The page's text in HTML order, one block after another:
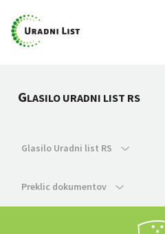
GLASILO URADNI LIST RS
Glasilo Uradni list RS
Preklic dokumentov